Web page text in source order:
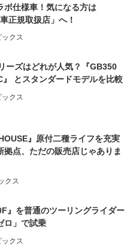
ボ仕様車！気になる方は
正規取扱店」へ！
ックス
ーズはどれが人気？『GB350
とスタンダードモデルを比較
ックス
』原付二種ライフを充実
拠点、ただの販売店じゃありま
クス
』を普通のツーリングライダー
ロ」で試乗
ックス